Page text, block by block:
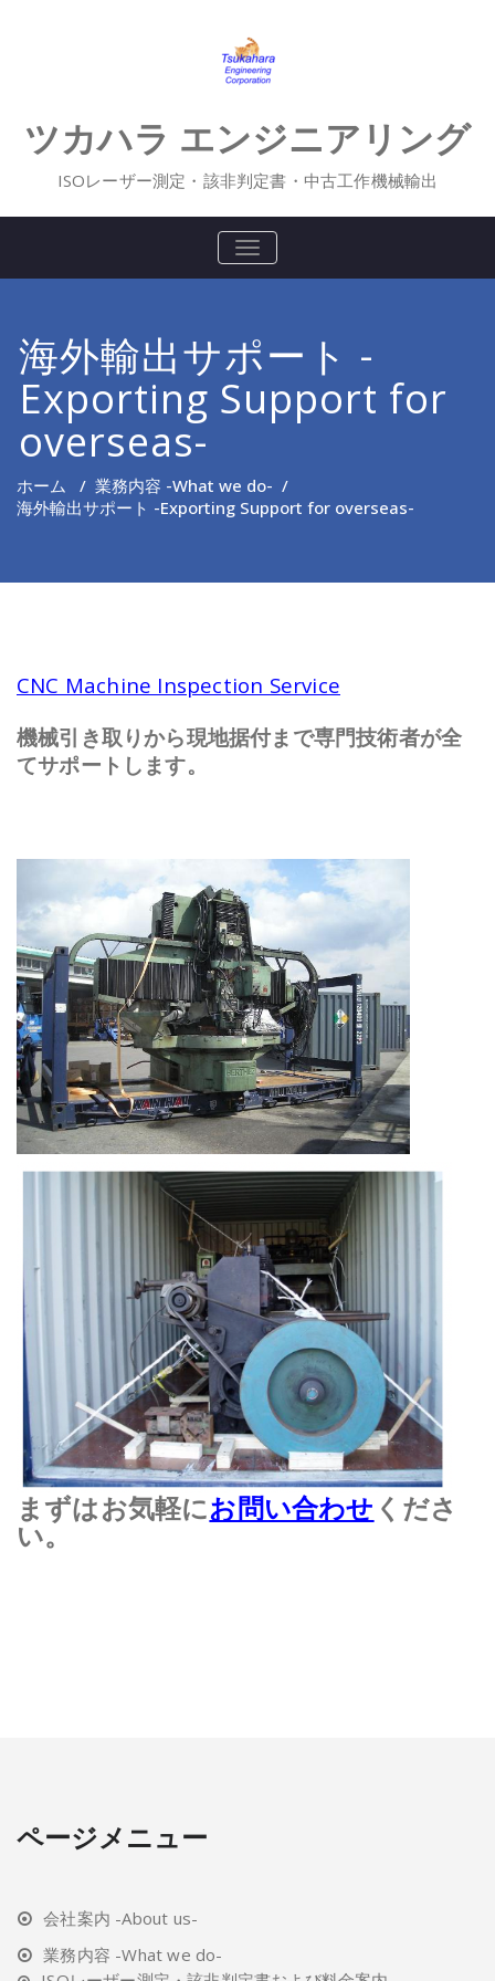
ツカハラ エンジニアリング
ISOレーザー測定・該非判定書・中古工作機械輸出
ナ
ビ
ゲ
ョ
ン
切
り
海外輸出サポート -
Exporting Support for
overseas-
ホーム / 業務内容 -What we do- /
海外輸出サポート -Exporting Support for overseas-
CNC Machine Inspection Service
機械引き取りから現地据付まで専門技術者が全
てサポートします。
まずはお気軽にお問い合わせ くださ
い。
ページメニュー
会社案内 -About us-
業務内容 -What we do-